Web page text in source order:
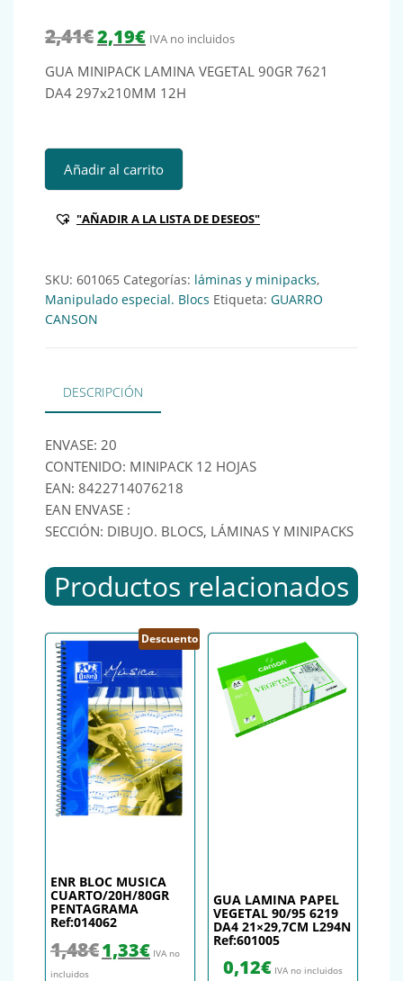
2,41€ El precio original era: 2,41€.
2,19€El precio actual es: 2,19€.
IVA no incluidos
GUA MINIPACK LAMINA VEGETAL 90GR 7621
DA4 297x210MM 12H
GUA MINIPACK LAMINA VEGETAL 90GR 7621 DA4
Añadir al carrito
"AÑADIR A LA LISTA DE DESEOS"
SKU: 601065 Categorías: láminas y minipacks,
Manipulado especial. Blocs Etiqueta: GUARRO
CANSON
DESCRIPCIÓN
ENVASE: 20
CONTENIDO: MINIPACK 12 HOJAS
EAN: 8422714076218
EAN ENVASE :
SECCIÓN: DIBUJO. BLOCS, LÁMINAS Y MINIPACKS
Productos relacionados
Descuento
ENR BLOC MUSICA
CUARTO/20H/80GR
PENTAGRAMA
Ref:014062
1,48€ El precio original era: 1,48€.
1,33€El precio actual es: 1,33€.
IVA no
incluidos
GUA LAMINA PAPEL
VEGETAL 90/95 6219
DA4 21×29,7CM L294N
Ref:601005
0,12€ IVA no incluidos